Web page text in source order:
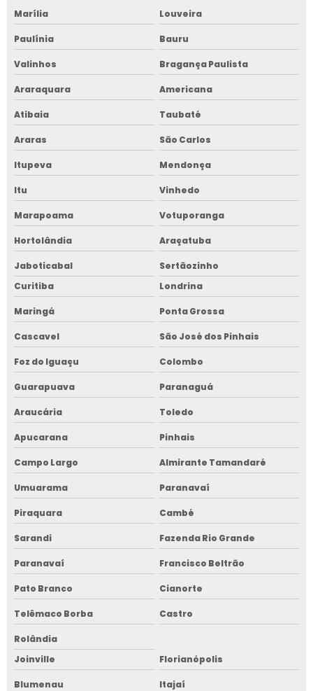
Marília Louveira
Paulínia Bauru
Valinhos Bragança Paulista
Araraquara Americana
Atibaia Taubaté
Araras São Carlos
Itupeva Mendonça
Itu Vinhedo
Marapoama Votuporanga
Hortolândia Araçatuba
Jaboticabal
Sertãozinho
Curitiba
Londrina
Maringá Ponta Grossa
Cascavel São José dos Pinhais
Foz do Iguaçu Colombo
Guarapuava Paranaguá
Araucária Toledo
Apucarana Pinhais
Campo Largo Almirante Tamandaré
Umuarama Paranavaí
Piraquara Cambé
Sarandi Fazenda Rio Grande
Paranavaí Francisco Beltrão
Pato Branco Cianorte
Telêmaco Borba Castro
Rolândia
Joinville
Florianópolis
Blumenau Itajaí